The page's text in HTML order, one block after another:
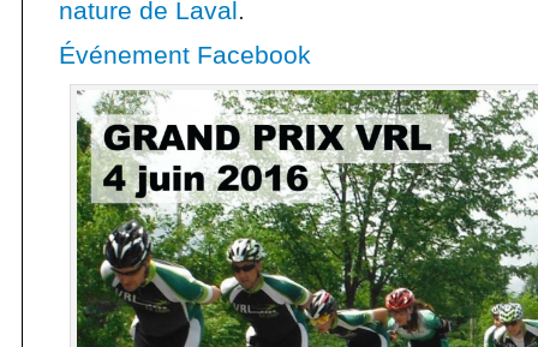
nature de Laval.
Événement Facebook